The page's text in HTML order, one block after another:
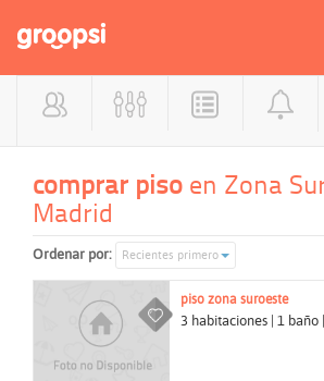
comprar piso en Zona
Madrid
Ordenar por: Recientes primero
piso zona suroeste
3 habitaciones | 1 baño